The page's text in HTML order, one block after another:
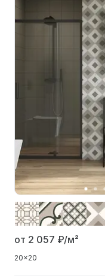
от 2 057 ₽/м²
20x20